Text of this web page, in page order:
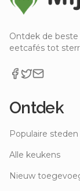
Ontdek de beste
eetcafés tot
Ontdek
Populaire steden
Alle keukens
Nieuw